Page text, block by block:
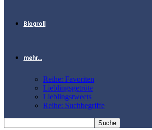
Blogroll
mehr…
Reihe: Favoriten
Lieblingsgetröte
Lieblingstweets
Reihe: Suchbegriffe